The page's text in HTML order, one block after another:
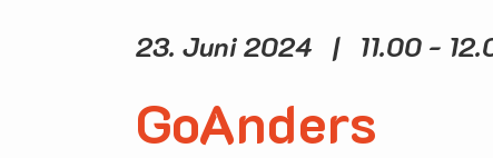
23. Juni 2024 | 11.00 -
GoAnders